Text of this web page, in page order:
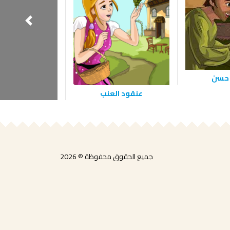
حسن
عنقود العنب
جميع الحقوق محفوظة © 2026